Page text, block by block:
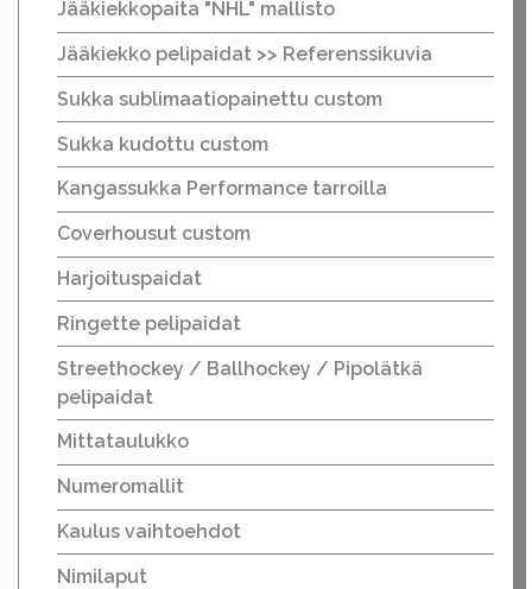
Jääkiekkopaita "NHL" mallisto
Jääkiekko pelipaidat >> Referenssikuvia
Sukka sublimaatiopainettu custom
Sukka kudottu custom
Kangassukka Performance tarroilla
Coverhousut custom
Harjoituspaidat
Ringette pelipaidat
Streethockey / Ballhockey / Pipolätkä
pelipaidat
Mittataulukko
Numeromallit
Kaulus vaihtoehdot
Nimilaput